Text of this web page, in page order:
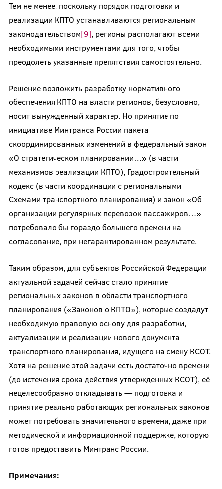
Тем не менее, поскольку порядок подготовки и
реализации КПТО устанавливаются региональным
законодательством[9], регионы располагают всеми
необходимыми инструментами для того, чтобы
преодолеть указанные препятствия самостоятельно.
Решение возложить разработку нормативного
обеспечения КПТО на власти регионов, безусловно,
носит вынужденный характер. Но принятие по
инициативе Минтранса России пакета
скоординированных изменений в федеральный закон
«О стратегическом планировании…» (в части
механизмов реализации КПТО), Градостроительный
кодекс (в части координации с региональными
Схемами транспортного планирования) и закон «Об
организации регулярных перевозок пассажиров…»
потребовало бы гораздо большего времени на
согласование, при негарантированном результате.
Таким образом, для субъектов Российской Федерации
актуальной задачей сейчас стало принятие
региональных законов в области транспортного
планирования («Законов о КПТО»), которые создадут
необходимую правовую основу для разработки,
актуализации и реализации нового документа
транспортного планирования, идущего на смену КСОТ.
Хотя на решение этой задачи есть достаточно времени
(до истечения срока действия утвержденных КСОТ), её
нецелесообразно откладывать — подготовка и
принятие реально работающих региональных законов
может потребовать значительного времени, даже при
методической и информационной поддержке, которую
готов предоставить Минтранс России.
Примечания: